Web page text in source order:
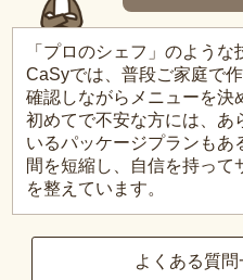
「プロのシェフ」のような
CaSyでは、普段ご家庭で
確認しながらメニューを決
初めてで不安な方には、あ
いるパッケージプランもあ
間を短縮し、自信を持っ
を整えています。
よくある質